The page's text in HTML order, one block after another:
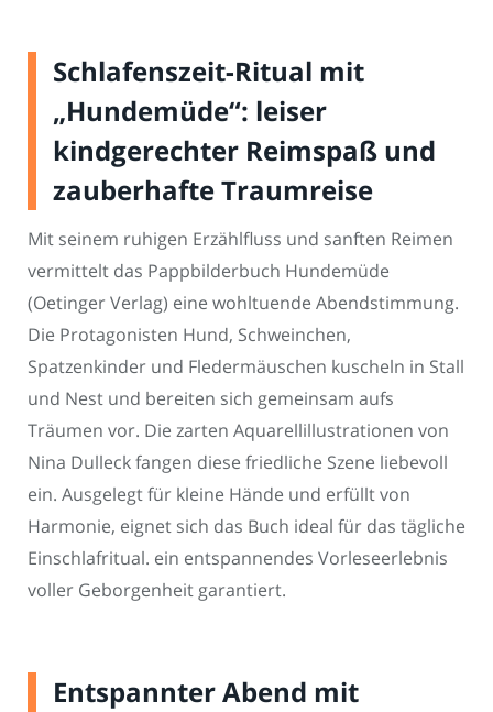
Schlafenszeit-Ritual mit
„Hundemüde“: leiser
kindgerechter Reimspaß und
zauberhafte Traumreise
Mit seinem ruhigen Erzählfluss und sanften Reimen
vermittelt das Pappbilderbuch Hundemüde
(Oetinger Verlag) eine wohltuende Abendstimmung.
Die Protagonisten Hund, Schweinchen,
Spatzenkinder und Fledermäuschen kuscheln in Stall
und Nest und bereiten sich gemeinsam aufs
Träumen vor. Die zarten Aquarellillustrationen von
Nina Dulleck fangen diese friedliche Szene liebevoll
ein. Ausgelegt für kleine Hände und erfüllt von
Harmonie, eignet sich das Buch ideal für das tägliche
Einschlafritual. ein entspannendes Vorleseerlebnis
voller Geborgenheit garantiert.
Entspannter Abend mit